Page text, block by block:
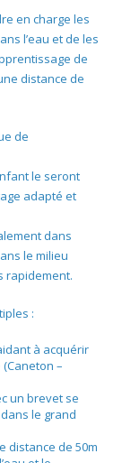
en charge les
l’eau et de les
de
distance de
de
le seront
adapté et
dans
le milieu
rapidement.
:
à acquérir
–
un brevet se
le grand
distance de 50m